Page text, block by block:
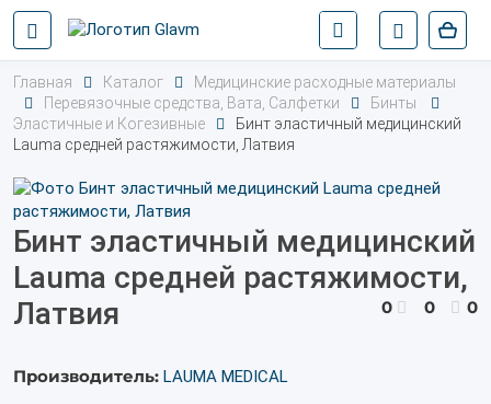
Главная Каталог
Медицинские расходные материалы
Перевязочные средства, Вата, Салфетки
Бинты
Эластичные и Когезивные
Бинт эластичный медицинский
Lauma средней растяжимости, Латвия
Бинт эластичный медицинский
Lauma средней растяжимости,
Латвия
0 0 0
Производитель: LAUMA MEDICAL